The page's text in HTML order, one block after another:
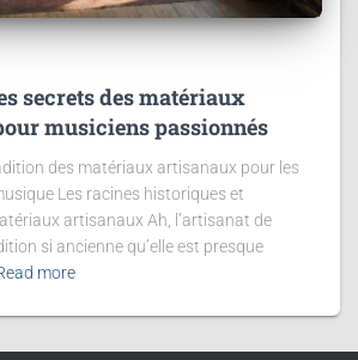
secrets des matériaux
musiciens passionnés
des matériaux artisanaux pour les
Les racines historiques et
artisanaux Ah, l’artisanat de
si ancienne qu’elle est presque
more